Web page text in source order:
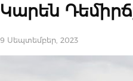
Կարեն
9 Սեպտեմբեր, 2023